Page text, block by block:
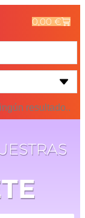
0,00€
resultado..